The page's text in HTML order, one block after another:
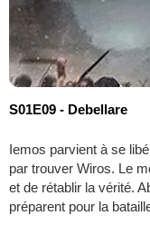
S01E09 - Debellare
Iemos parvient à se
par trouver Wiros. Le
et de rétablir la vérité.
préparent pour la